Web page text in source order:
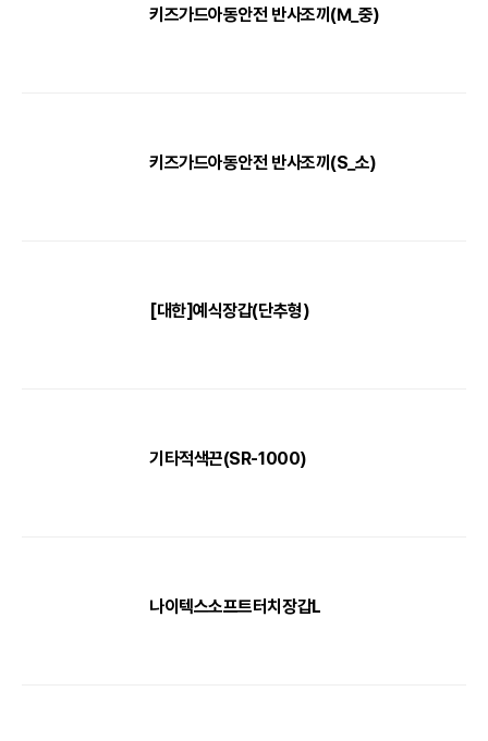
키즈가드아동안전 반사조끼(M_중)
키즈가드아동안전 반사조끼(S_소)
[대한]예식장갑(단추형)
기타적색끈(SR-1000)
나이텍스소프트터치장갑L